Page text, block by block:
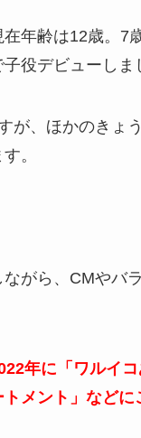
年齢は12歳。7
子役デビューしま
が、ほかのきょ
。
がら、CMやバ
年に「ワルイコ
トメント」など